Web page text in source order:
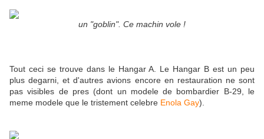
un "goblin". Ce machin vole !
Tout ceci se trouve dans le Hangar A. Le Hangar B est un peu
plus degarni, et d'autres avions encore en restauration ne sont
pas visibles de pres (dont un modele de bombardier B-29, le
meme modele que le tristement celebre Enola Gay).